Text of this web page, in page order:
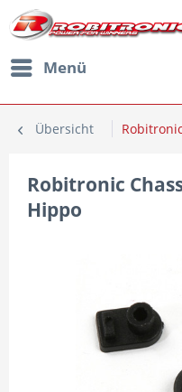
Menü
Übersicht Robitronic
Robitronic
Hippo